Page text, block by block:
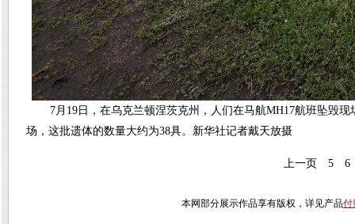
7月19日，在乌克兰顿涅茨克州，人们在马航MH17航班坠毁
场，这批遗体的数量大约为38具。新华社记者戴天放摄
上一页 5 6
本网部分展示作品享有版权，详见产品付